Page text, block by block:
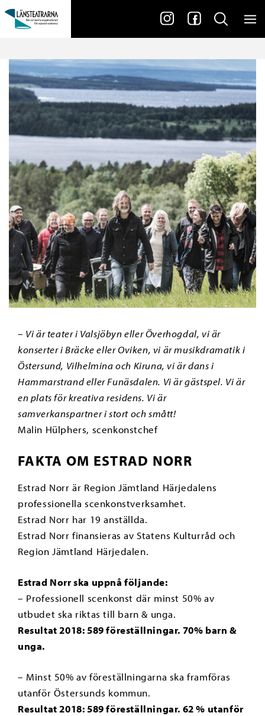
– Vi är teater i Valsjöbyn eller Överhogdal, vi är
konserter i Bräcke eller Oviken, vi är musikdramatik i
Östersund, Vilhelmina och Kiruna, vi är dans i
Hammarstrand eller Funäsdalen. Vi är gästspel. Vi är
en plats för kreativa residens. Vi är
samverkanspartner i stort och smått!
Malin Hülphers, scenkonstchef
FAKTA OM ESTRAD NORR
Estrad Norr är Region Jämtland Härjedalens
professionella scenkonstverksamhet.
Estrad Norr har 19 anställda.
Estrad Norr finansieras av Statens Kulturråd och
Region Jämtland Härjedalen.
Estrad Norr ska uppnå följande:
– Professionell scenkonst där minst 50% av
utbudet ska riktas till barn & unga.
Resultat 2018: 589 föreställningar. 70% barn &
unga.
– Minst 50% av föreställningarna ska framföras
utanför Östersunds kommun.
Resultat 2018: 589 föreställningar. 62 % utanför